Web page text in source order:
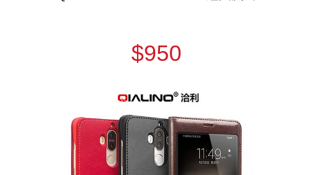
$950